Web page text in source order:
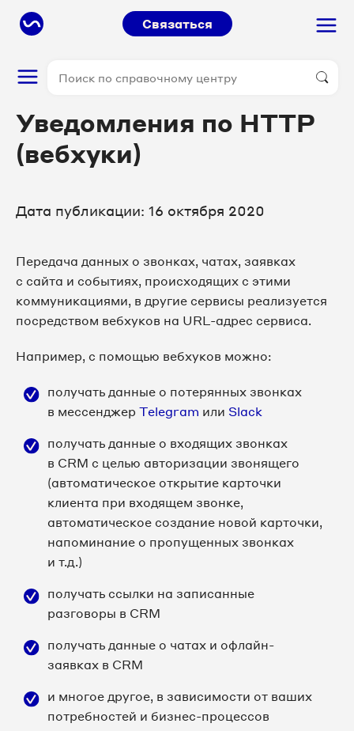
Связаться
Уведомления по HTTP
(вебхуки)
Дата публикации: 16 октября 2020
Передача данных о звонках, чатах, заявках
с сайта и событиях, происходящих с этими
коммуникациями, в другие сервисы реализуется
посредством вебхуков на URL-адрес сервиса.
Например, с помощью вебхуков можно:
получать данные о потерянных звонках
в мессенджер Telegram или Slack
получать данные о входящих звонках
в CRM с целью авторизации звонящего
(автоматическое открытие карточки
клиента при входящем звонке,
автоматическое создание новой карточки,
напоминание о пропущенных звонках
и т.д.)
получать ссылки на записанные
разговоры в CRM
получать данные о чатах и офлайн-
заявках в CRM
и многое другое, в зависимости от ваших
потребностей и бизнес-процессов